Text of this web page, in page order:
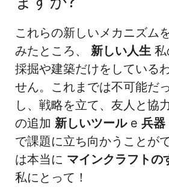
これらの新しいメカニズム
みたところ、 新しい人生
採掘や建築だけをしている
せん。これまでは不可能だ
し、戦略を立て、友人と協
の追加 新しいツールe 兵器
で課題に立ち向かうことが
は本当に マインクラフトの
私にとって！